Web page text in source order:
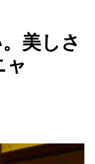
美しさ